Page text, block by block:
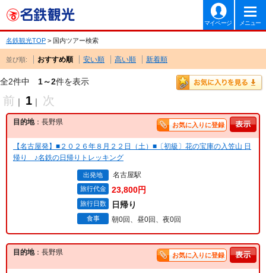
マイページ メニュー
名鉄観光TOP > 国内ツアー検索
並び順: おすすめ順 安い順 高い順 新着順
全2件中 1～2件を表示
前 ｜ 1 ｜ 次
目的地：長野県 お気に入りに登録
【名古屋発】■２０２６年８月２２日（土）■〔初級〕花の宝庫の入笠山 日
帰り ♪名鉄の日帰りトレッキング
出発地 名古屋駅
旅行代金 23,800円
旅行日数 日帰り
食事 朝0回、昼0回、夜0回
目的地：長野県 お気に入りに登録